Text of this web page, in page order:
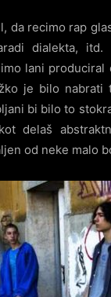
da recimo rap
dialekta,
lani produciral
je bilo nabrati
bi bilo to
delaš
od neke malo